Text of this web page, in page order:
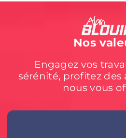
Nos
Engagez vos
sérénité, profitez des
nous vous